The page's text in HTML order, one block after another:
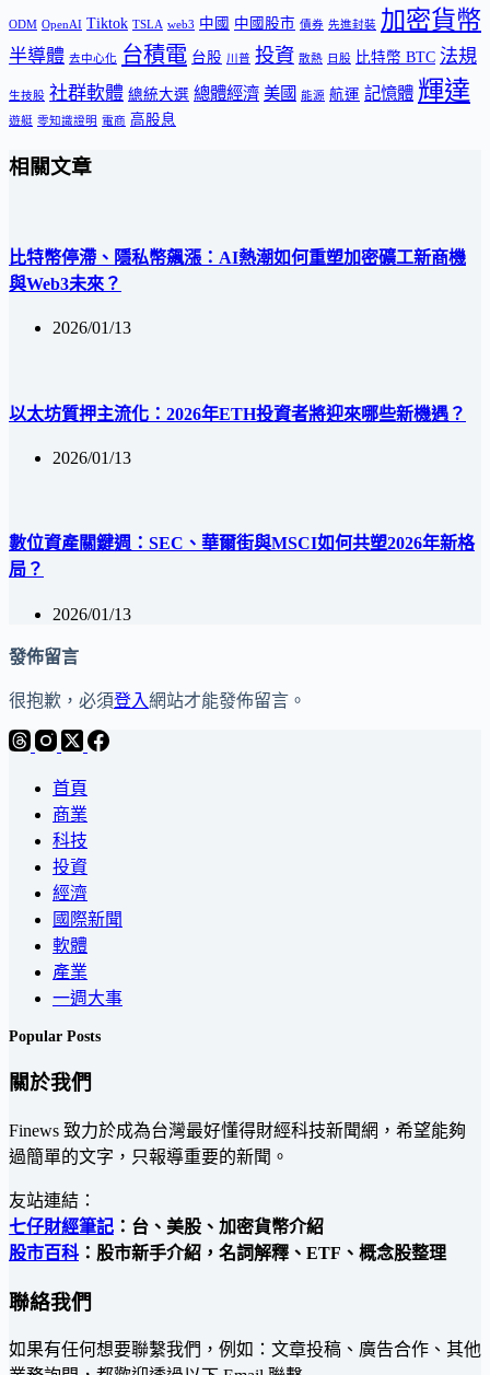
ODM OpenAI Tiktok TSLA web3 中國 中國股市 債券 先進封裝 加密貨幣
半導體 去中心化 台積電 台股 川普 投資 散熱 日股 比特幣 BTC 法規
生技股 社群軟體 總統大選 總體經濟 美國 能源 航運 記憶體 輝達
遊艇 零知識證明 電商 高股息
相關文章
比特幣停滯、隱私幣飆漲：AI熱潮如何重塑加密礦工新商機
與Web3未來？
2026/01/13
以太坊質押主流化：2026年ETH投資者將迎來哪些新機遇？
2026/01/13
數位資產關鍵週：SEC、華爾街與MSCI如何共塑2026年新格
局？
2026/01/13
發佈留言
很抱歉，必須登入網站才能發佈留言。
首頁
商業
科技
投資
經濟
國際新聞
軟體
產業
一週大事
Popular Posts
關於我們
Finews 致力於成為台灣最好懂得財經科技新聞網，希望能夠
過簡單的文字，只報導重要的新聞。
友站連結：
七仔財經筆記 ：台、美股、加密貨幣介紹
股市百科 ：股市新手介紹，名詞解釋、ETF、概念股整理
聯絡我們
如果有任何想要聯繫我們，例如：文章投稿、廣告合作、其他